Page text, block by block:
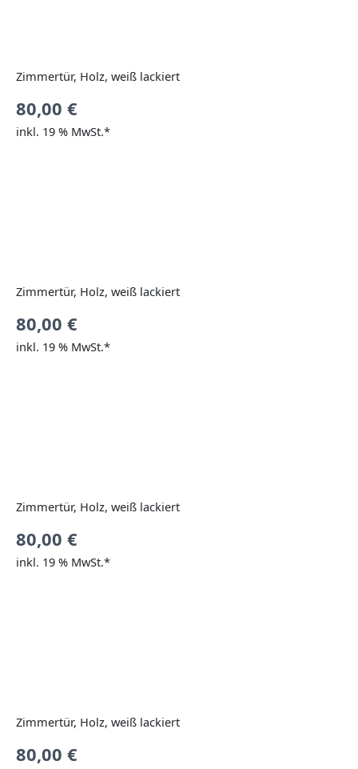
Zimmertür, Holz, weiß lackiert
80,00 €
inkl. 19 % MwSt.*
Zimmertür, Holz, weiß lackiert
80,00 €
inkl. 19 % MwSt.*
Zimmertür, Holz, weiß lackiert
80,00 €
inkl. 19 % MwSt.*
Zimmertür, Holz, weiß lackiert
80,00 €